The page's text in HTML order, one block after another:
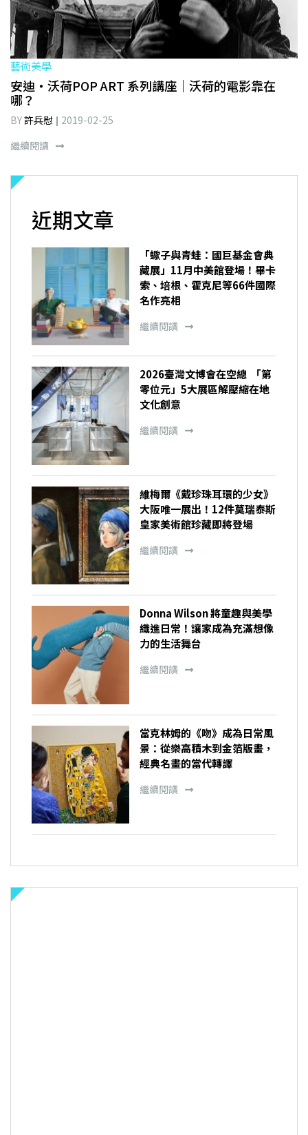
藝術美學
安迪・沃荷POP ART 系列講座｜沃荷的電影靠在
哪？
BY許兵慰
2019-02-25
繼續閱讀
近期文章
「蠍子與青蛙：國巨基金會典
藏展」11月中美館登場！畢卡
索、培根、霍克尼等66件國際
名作亮相
繼續閱讀
2026臺灣文博會在空總 「第
零位元」5大展區解壓縮在地
文化創意
繼續閱讀
維梅爾《戴珍珠耳環的少女》
大阪唯一展出！12件莫瑞泰斯
皇家美術館珍藏即將登場
繼續閱讀
Donna Wilson 將童趣與美學
織進日常！讓家成為充滿想像
力的生活舞台
繼續閱讀
當克林姆的《吻》成為日常風
景：從樂高積木到金箔版畫，
經典名畫的當代轉譯
繼續閱讀